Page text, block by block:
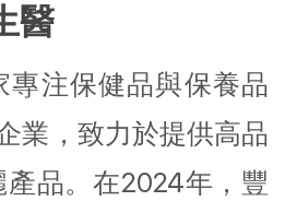
醫
專注保健品與保養品
業，致力於提供高品
品。在2024年，豐